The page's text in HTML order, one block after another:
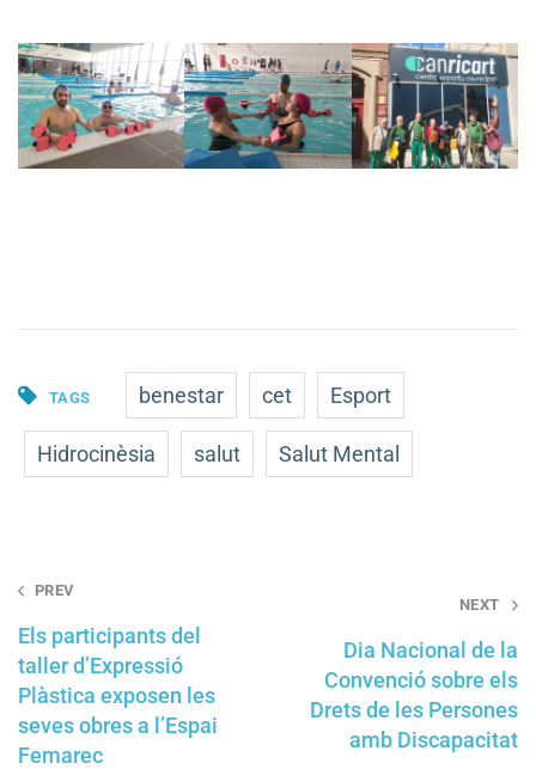
TAGS benestar cet Esport
Hidrocinèsia salut Salut Mental
Post
PREV
Els participants del
taller d’Expressió
Plàstica exposen les
seves obres a l’Espai
Femarec
NEXT
Dia Nacional de la
Convenció sobre els
Drets de les Persones
amb Discapacitat